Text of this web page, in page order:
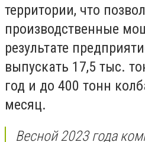
территории, что
производственные
результате
выпускать 17,5 тыс.
год и до 400 тонн
месяц.
Весной 2023 года